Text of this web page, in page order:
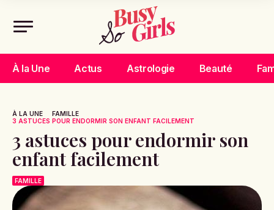
À la Une Actus Astrologie Beauté
À LA UNE
FAMILLE
3 ASTUCES POUR ENDORMIR SON ENFANT FACILEMENT
3 astuces pour endormir son
enfant facilement
FAMILLE